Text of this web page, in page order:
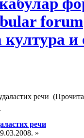
forum
и
речи
речи
»